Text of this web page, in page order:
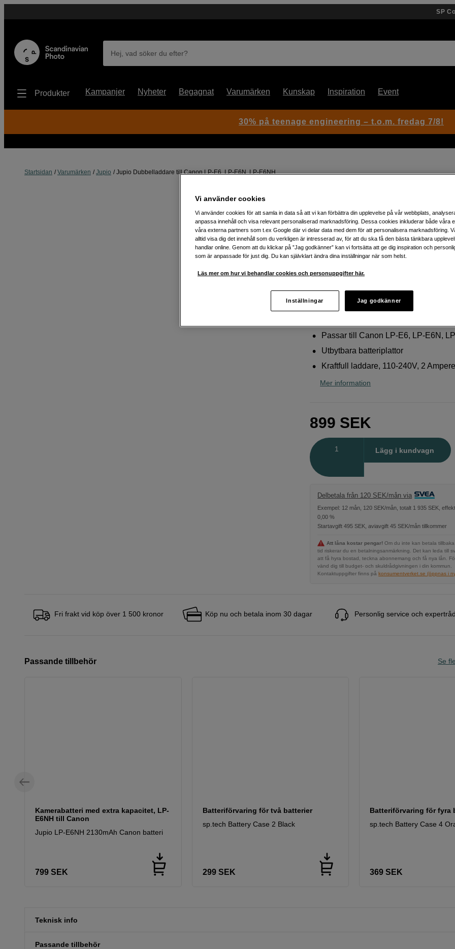
SP
Hej, vad söker du efter?
Produkter Kampanjer Nyheter Begagnat Varumärken Kunskap Inspiration Event
Startsidan Varumärken Jupio Jupio Dubbelladdare till Canon LP-E6, LP-E6N, LP-E6NH
Jupio Dubbelladdare till Canon LP-E6, LP-
E6NH
Dubbelladdare till Canon LP-
E6N, LP-E6NH
Webblager:Finns i lager
Butikslager
Visa butik
Passar till Canon LP-E6, LP-E6N,
Utbytbara batteriplattor
Kraftfull laddare, 110-240V, 2 Ampere
Mer information
899 SEK
Lägg i kundvagn
Delbetala från 120 SEK/mån via
Exempel: 12 mån, 120 SEK/mån, totalt 1 935 SEK,
0,00 %
Startavgift 495 SEK, aviavgift 45 SEK/mån tillkommer
Att låna kostar pengar! Om du inte kan betala
tid riskerar du en betalningsanmärkning. Det kan leda till
att få hyra bostad, teckna abonnemang och få nya lån.
vänd dig till budget- och skuldrådgivningen i din kommun.
Kontaktuppgifter finns på konsumentverket.se (öppnas i
Fri frakt vid köp över 1 500 kronor Köp nu och betala inom 30 dagar Personlig service och
Passande tillbehör Se
Kamerabatteri med extra kapacitet, LP-
E6NH till Canon
Jupio LP-E6NH 2130mAh Canon batteri
799 SEK
Batteriförvaring för två batterier
sp.tech Battery Case 2 Black
299 SEK
Batteriförvaring för fyra
sp.tech Battery Case 4
369 SEK
Teknisk info
Passande tillbehör
30% på teenage engineering – t.o.m. fredag 7/8!
Vi använder cookies
Vi använder cookies för att samla in data så att vi kan förbättra din upplevelse på vår webbplats,
anpassa innehåll och visa relevant personaliserad marknadsföring. Dessa cookies inkluderar både våra
våra externa partners som t.ex Google där vi delar data med dem för att personalisera marknadsföring.
alltid visa dig det innehåll som du verkligen är intresserad av, för att du ska få den bästa tänkbara
handlar online. Genom att du klickar på ”Jag godkänner” kan vi fortsätta att ge dig inspiration och
som är anpassade för just dig. Du kan självklart ändra dina inställningar när som helst.
Läs mer om hur vi behandlar cookies och personuppgifter här.
Inställningar Jag godkänner